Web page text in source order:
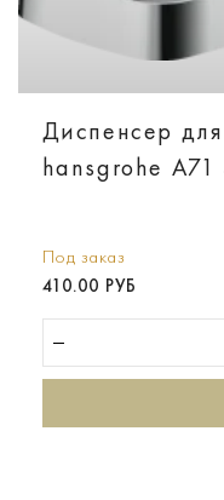
Диспенсер
hansgrohe
Под заказ
410.00 РУБ